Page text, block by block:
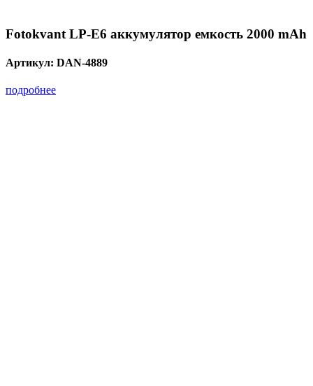
Fotokvant LP-E6 аккумулятор емкость 2000 mAh
Артикул: DAN-4889
подробнее